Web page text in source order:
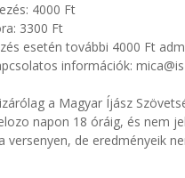
4000 Ft
3300 Ft
esetén további 4000 Ft
információk:
a Magyar Íjász
napon 18 óráig, és nem
versenyen, de eredményeik